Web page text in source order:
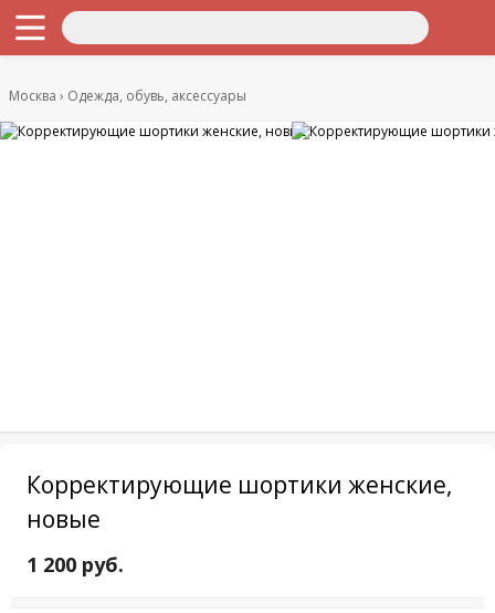
Москва Одежда, обувь, аксессуары
Корректирующие шортики женские,
новые
1 200 руб.